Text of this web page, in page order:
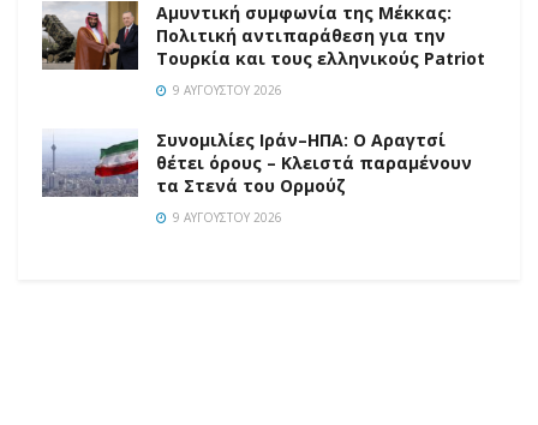
Αμυντική συμφωνία της Μέκκας:
Πολιτική αντιπαράθεση για την
Τουρκία και τους ελληνικούς Patriot
9 ΑΥΓΟΎΣΤΟΥ 2026
Συνομιλίες Ιράν–ΗΠΑ: Ο Αραγτσί
θέτει όρους – Κλειστά παραμένουν
τα Στενά του Ορμούζ
9 ΑΥΓΟΎΣΤΟΥ 2026